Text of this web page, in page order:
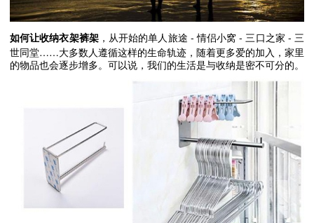
如何让收纳衣架裤架，从开始的单人旅途 -情侣小窝 -三口之家 - 三
世同堂……大多数人遵循这样的生命轨迹，随着更多爱的加入，家里
的物品也会逐步增多。可以说，我们的生活是与收纳是密不可分的。